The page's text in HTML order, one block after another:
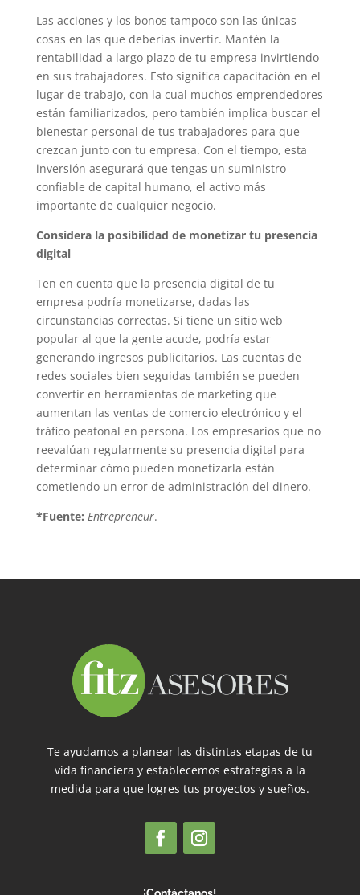
Las acciones y los bonos tampoco son las únicas
cosas en las que deberías invertir. Mantén la
rentabilidad a largo plazo de tu empresa invirtiendo
en sus trabajadores. Esto significa capacitación en el
lugar de trabajo, con la cual muchos emprendedores
están familiarizados, pero también implica buscar el
bienestar personal de tus trabajadores para que
crezcan junto con tu empresa. Con el tiempo, esta
inversión asegurará que tengas un suministro
confiable de capital humano, el activo más
importante de cualquier negocio.
Considera la posibilidad de monetizar tu presencia
digital
Ten en cuenta que la presencia digital de tu
empresa podría monetizarse, dadas las
circunstancias correctas. Si tiene un sitio web
popular al que la gente acude, podría estar
generando ingresos publicitarios. Las cuentas de
redes sociales bien seguidas también se pueden
convertir en herramientas de marketing que
aumentan las ventas de comercio electrónico y el
tráfico peatonal en persona. Los empresarios que no
reevalúan regularmente su presencia digital para
determinar cómo pueden monetizarla están
cometiendo un error de administración del dinero.
*Fuente: Entrepreneur.
Te ayudamos a planear las distintas etapas de tu
vida financiera y establecemos estrategias a la
medida para que logres tus proyectos y sueños.